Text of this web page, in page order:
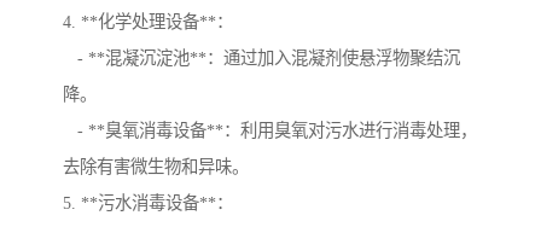
4. **化学处理设备**：
- **混凝沉淀池**：通过加入混凝剂使悬浮物聚结沉
降。
- **臭氧消毒设备**：利用臭氧对污水进行消毒处理，
去除有害微生物和异味。
5. **污水消毒设备**：